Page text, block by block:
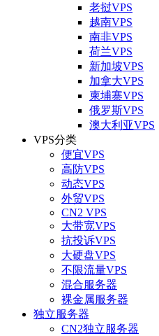
老挝VPS
越南VPS
南非VPS
荷兰VPS
新加坡VPS
加拿大VPS
柬埔寨VPS
俄罗斯VPS
澳大利亚VPS
VPS分类
便宜VPS
高防VPS
动态VPS
外贸VPS
CN2 VPS
大带宽VPS
抗投诉VPS
大硬盘VPS
不限流量VPS
混合服务器
裸金属服务器
独立服务器
CN2独立服务器